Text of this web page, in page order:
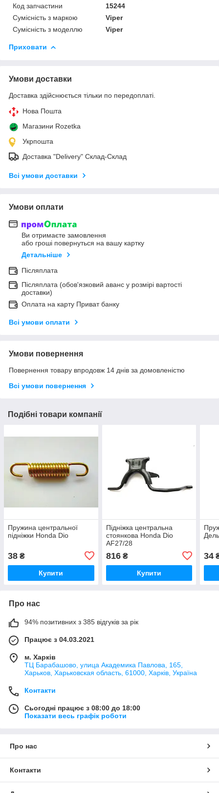
Код запчастини
15244
Сумісність з маркою
Viper
Сумісність з моделлю
Viper
Приховати
Умови доставки
Доставка здійснюється тільки по передоплаті.
Нова Пошта
Магазини Rozetka
Укрпошта
Доставка "Delivery" Склад-Склад
Всі умови доставки
Умови оплати
Ви отримаєте замовлення
або гроші повернуться на вашу картку
Детальніше
Післяплата
Післяплата (обов'язковий аванс у розмірі вартості
доставки)
Оплата на карту Приват банку
Всі умови оплати
Умови повернення
Повернення товару впродовж 14 днів за домовленістю
Всі умови повернення
Подібні товари компанії
Пружина центральної
підніжки Honda Dio
38 ₴
Купити
Підніжка центральна
стоянкова Honda Dio
AF27/28
816₴
Купити
34
Про нас
94% позитивних з 385 відгуків за рік
Працює з 04.03.2021
м. Харків
ТЦ Барабашово, улица Академика Павлова, 165,
Харьков, Харьковская область, 61000, Харків, Україна
Контакти
Сьогодні працює з 08:00 до 18:00
Показати весь графік роботи
Про нас
Контакти